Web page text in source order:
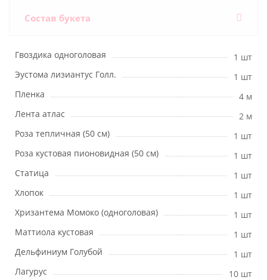
Состав букета
Гвоздика одноголовая
1 шт
Эустома лизиантус Голл.
1 шт
Пленка
4 м
Лента атлас
2 м
Роза тепличная (50 см)
1 шт
Роза кустовая пионовидная (50 см)
1 шт
Статица
1 шт
Хлопок
1 шт
Хризантема Момоко (одноголовая)
1 шт
Маттиола кустовая
1 шт
Дельфиниум Голубой
1 шт
Лагурус
10 шт